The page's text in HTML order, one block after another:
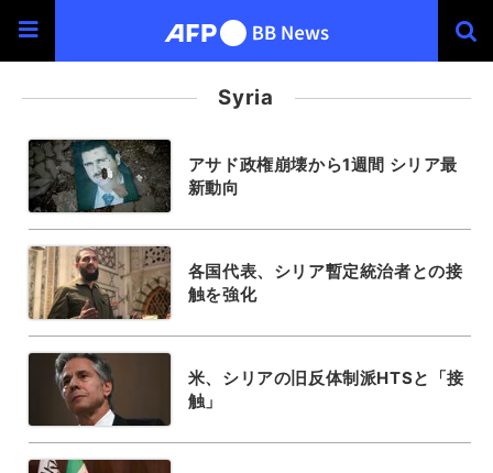
Syria
アサド政権崩壊から1週間 シリア最
新動向
各国代表、シリア暫定統治者との接
触を強化
米、シリアの旧反体制派HTSと「接
触」